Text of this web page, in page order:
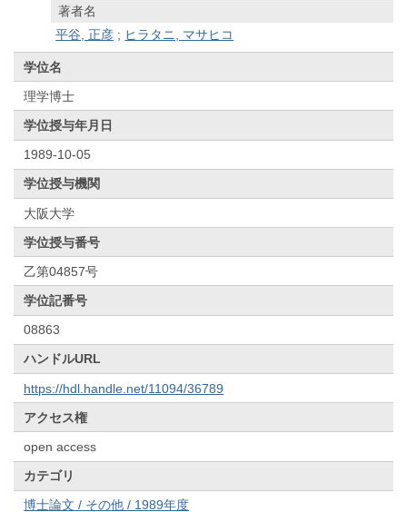
著者名
平谷, 正彦 ; ヒラタニ, マサヒコ
学位名
理学博士
学位授与年月日
1989-10-05
学位授与機関
大阪大学
学位授与番号
乙第04857号
学位記番号
08863
ハンドルURL
https://hdl.handle.net/11094/36789
アクセス権
open access
カテゴリ
博士論文 / その他 / 1989年度